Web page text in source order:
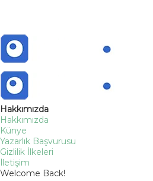
Hakkımızda
Hakkımızda
Künye
Yazarlık Başvurusu
Gizlilik İlkeleri
İletişim
Welcome Back!